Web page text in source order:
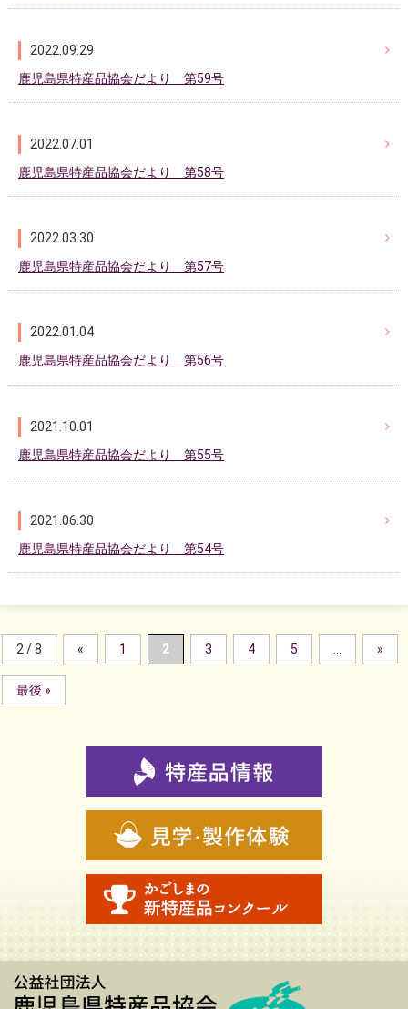
2022.09.29
鹿児島県特産品協会だより 第59号
2022.07.01
鹿児島県特産品協会だより 第58号
2022.03.30
鹿児島県特産品協会だより 第57号
2022.01.04
鹿児島県特産品協会だより 第56号
2021.10.01
鹿児島県特産品協会だより 第55号
2021.06.30
鹿児島県特産品協会だより 第54号
2 / 8 « 1 2 3 4 5 »
最後 »